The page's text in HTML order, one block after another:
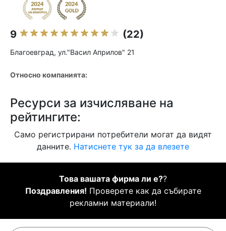
9 (22)
Благоевград, ул."Васил Априлов" 21
Относно компанията:
Ресурси за изчисляване на
рейтингите:
Само регистрирани потребители могат да видят
данните. Натиснете тук за да влезете
Това вашата фирма ли е??
Поздравления! Проверете как да събирате
рекламни материали!